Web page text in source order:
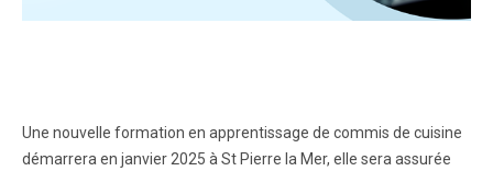
Une nouvelle formation en apprentissage de commis de cuisine
démarrera en janvier 2025 à St Pierre la Mer, elle sera assurée